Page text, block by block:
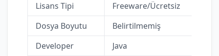
Lisans Tipi
Freeware/Ücretsiz
Dosya Boyutu
Belirtilmemiş
Developer
Java